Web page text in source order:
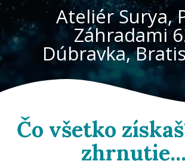
Ateliér Surya,
Záhradami
Dúbravka,
Čo všetko
zhrnutie...